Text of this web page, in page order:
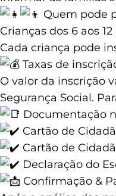
Quem pode
Crianças dos 6 aos
Cada criança pode
Taxas de
O valor da inscrição
Segurança Social.
Documentação
Cartão de
Cartão de
Declaração do
Confirmação &